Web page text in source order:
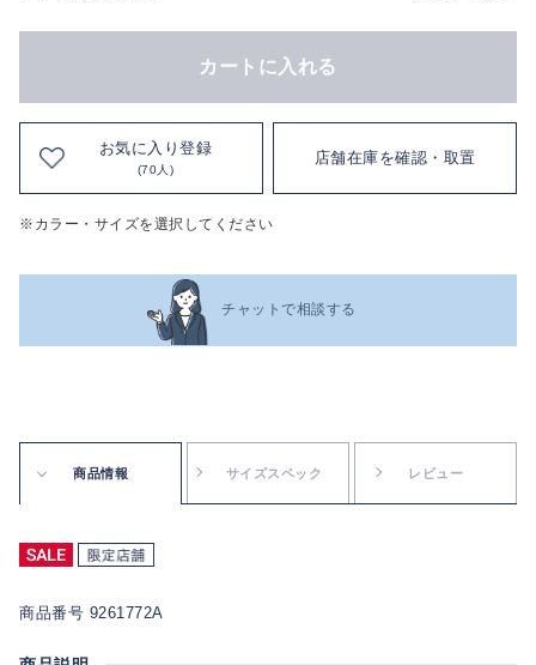
カートに入れる
お気に入り登録
(70人)
店舗在庫を確認・取置
※カラー・サイズを選択してください
チャットで相談する
商品情報 サイズスペック レビュー
商品番号 9261772A